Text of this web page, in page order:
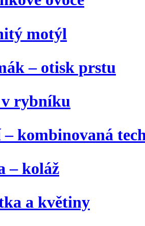
motýl
– otisk prstu
rybníku
– kombinovaná
– koláž
a květiny